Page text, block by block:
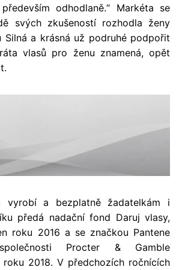
odhodlaně.“ Markéta se
svých zkušeností rozhodla ženy
a krásná už podruhé podpořit
vlasů pro ženu znamená, opět
vyrobí a bezplatně žadatelkám i
předá nadační fond Daruj vlasy,
roku 2016 a se značkou Pantene
Procter & Gamble
roku 2018. V předchozích ročnících